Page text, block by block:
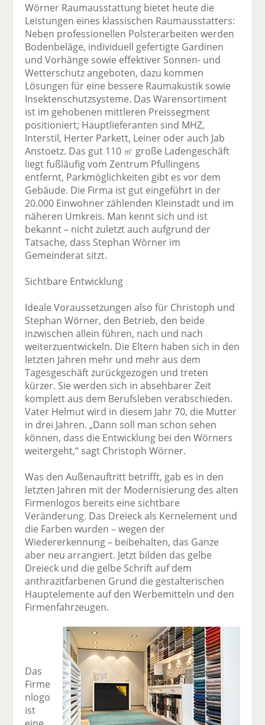
Wörner Raumausstattung bietet heute die
Leistungen eines klassischen Raumausstatters:
Neben professionellen Polsterarbeiten werden
Bodenbeläge, individuell gefertigte Gardinen
und Vorhänge sowie effektiver Sonnen- und
Wetterschutz angeboten, dazu kommen
Lösungen für eine bessere Raumakustik sowie
Insektenschutzsysteme. Das Warensortiment
ist im gehobenen mittleren Preissegment
positioniert; Hauptlieferanten sind MHZ,
Interstil, Herter Parkett, Leiner oder auch Jab
Anstoetz. Das gut 110 ㎡ große Ladengeschäft
liegt fußläufig vom Zentrum Pfullingens
entfernt, Parkmöglichkeiten gibt es vor dem
Gebäude. Die Firma ist gut eingeführt in der
20.000 Einwohner zählenden Kleinstadt und im
näheren Umkreis. Man kennt sich und ist
bekannt – nicht zuletzt auch aufgrund der
Tatsache, dass Stephan Wörner im
Gemeinderat sitzt.
Sichtbare Entwicklung
Ideale Voraussetzungen also für Christoph und
Stephan Wörner, den Betrieb, den beide
inzwischen allein führen, nach und nach
weiterzuentwickeln. Die Eltern haben sich in den
letzten Jahren mehr und mehr aus dem
Tagesgeschäft zurückgezogen und treten
kürzer. Sie werden sich in absehbarer Zeit
komplett aus dem Berufsleben verabschieden.
Vater Helmut wird in diesem Jahr 70, die Mutter
in drei Jahren. „Dann soll man schon sehen
können, dass die Entwicklung bei den Wörners
weitergeht,“ sagt Christoph Wörner.
Was den Außenauftritt betrifft, gab es in den
letzten Jahren mit der Modernisierung des alten
Firmenlogos bereits eine sichtbare
Veränderung. Das Dreieck als Kernelement und
die Farben wurden – wegen der
Wiedererkennung – beibehalten, das Ganze
aber neu arrangiert. Jetzt bilden das gelbe
Dreieck und die gelbe Schrift auf dem
anthrazitfarbenen Grund die gestalterischen
Hauptelemente auf den Werbemitteln und den
Firmenfahrzeugen.
Das
Firme
nlogo
ist